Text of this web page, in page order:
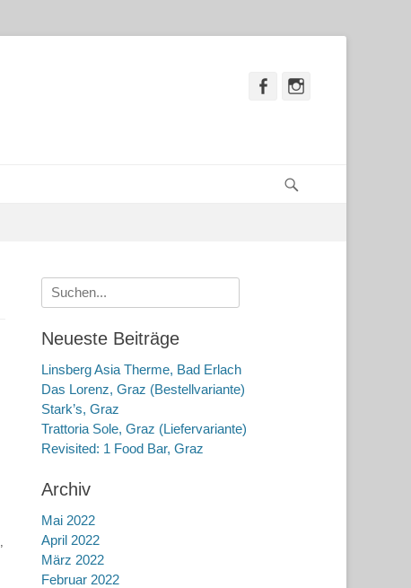
Facebook
,
Suche
nach:
Neueste Beiträge
Linsberg Asia Therme, Bad Erlach
Das Lorenz, Graz (Bestellvariante)
Stark’s, Graz
Trattoria Sole, Graz (Liefervariante)
Revisited: 1 Food Bar, Graz
Archiv
Mai 2022
April 2022
März 2022
Februar 2022